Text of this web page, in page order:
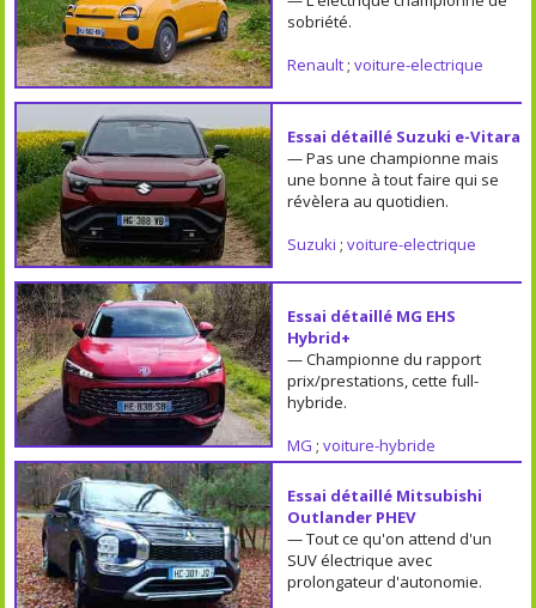
sobriété.
Renault; voiture-electrique
Essai détaillé Suzuki e-Vitara
— Pas une championne mais
une bonne à tout faire qui se
révèlera au quotidien.
Suzuki ; voiture-electrique
Essai détaillé MG EHS
Hybrid+
— Championne du rapport
prix/prestations, cette full-
hybride.
MG ; voiture-hybride
Essai détaillé Mitsubishi
Outlander PHEV
— Tout ce qu'on attend d'un
SUV électrique avec
prolongateur d'autonomie.